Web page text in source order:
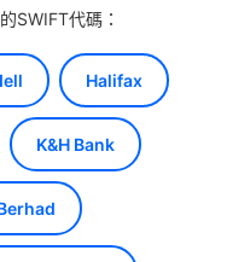
SWIFT代碼：
Halifax
K&H Bank